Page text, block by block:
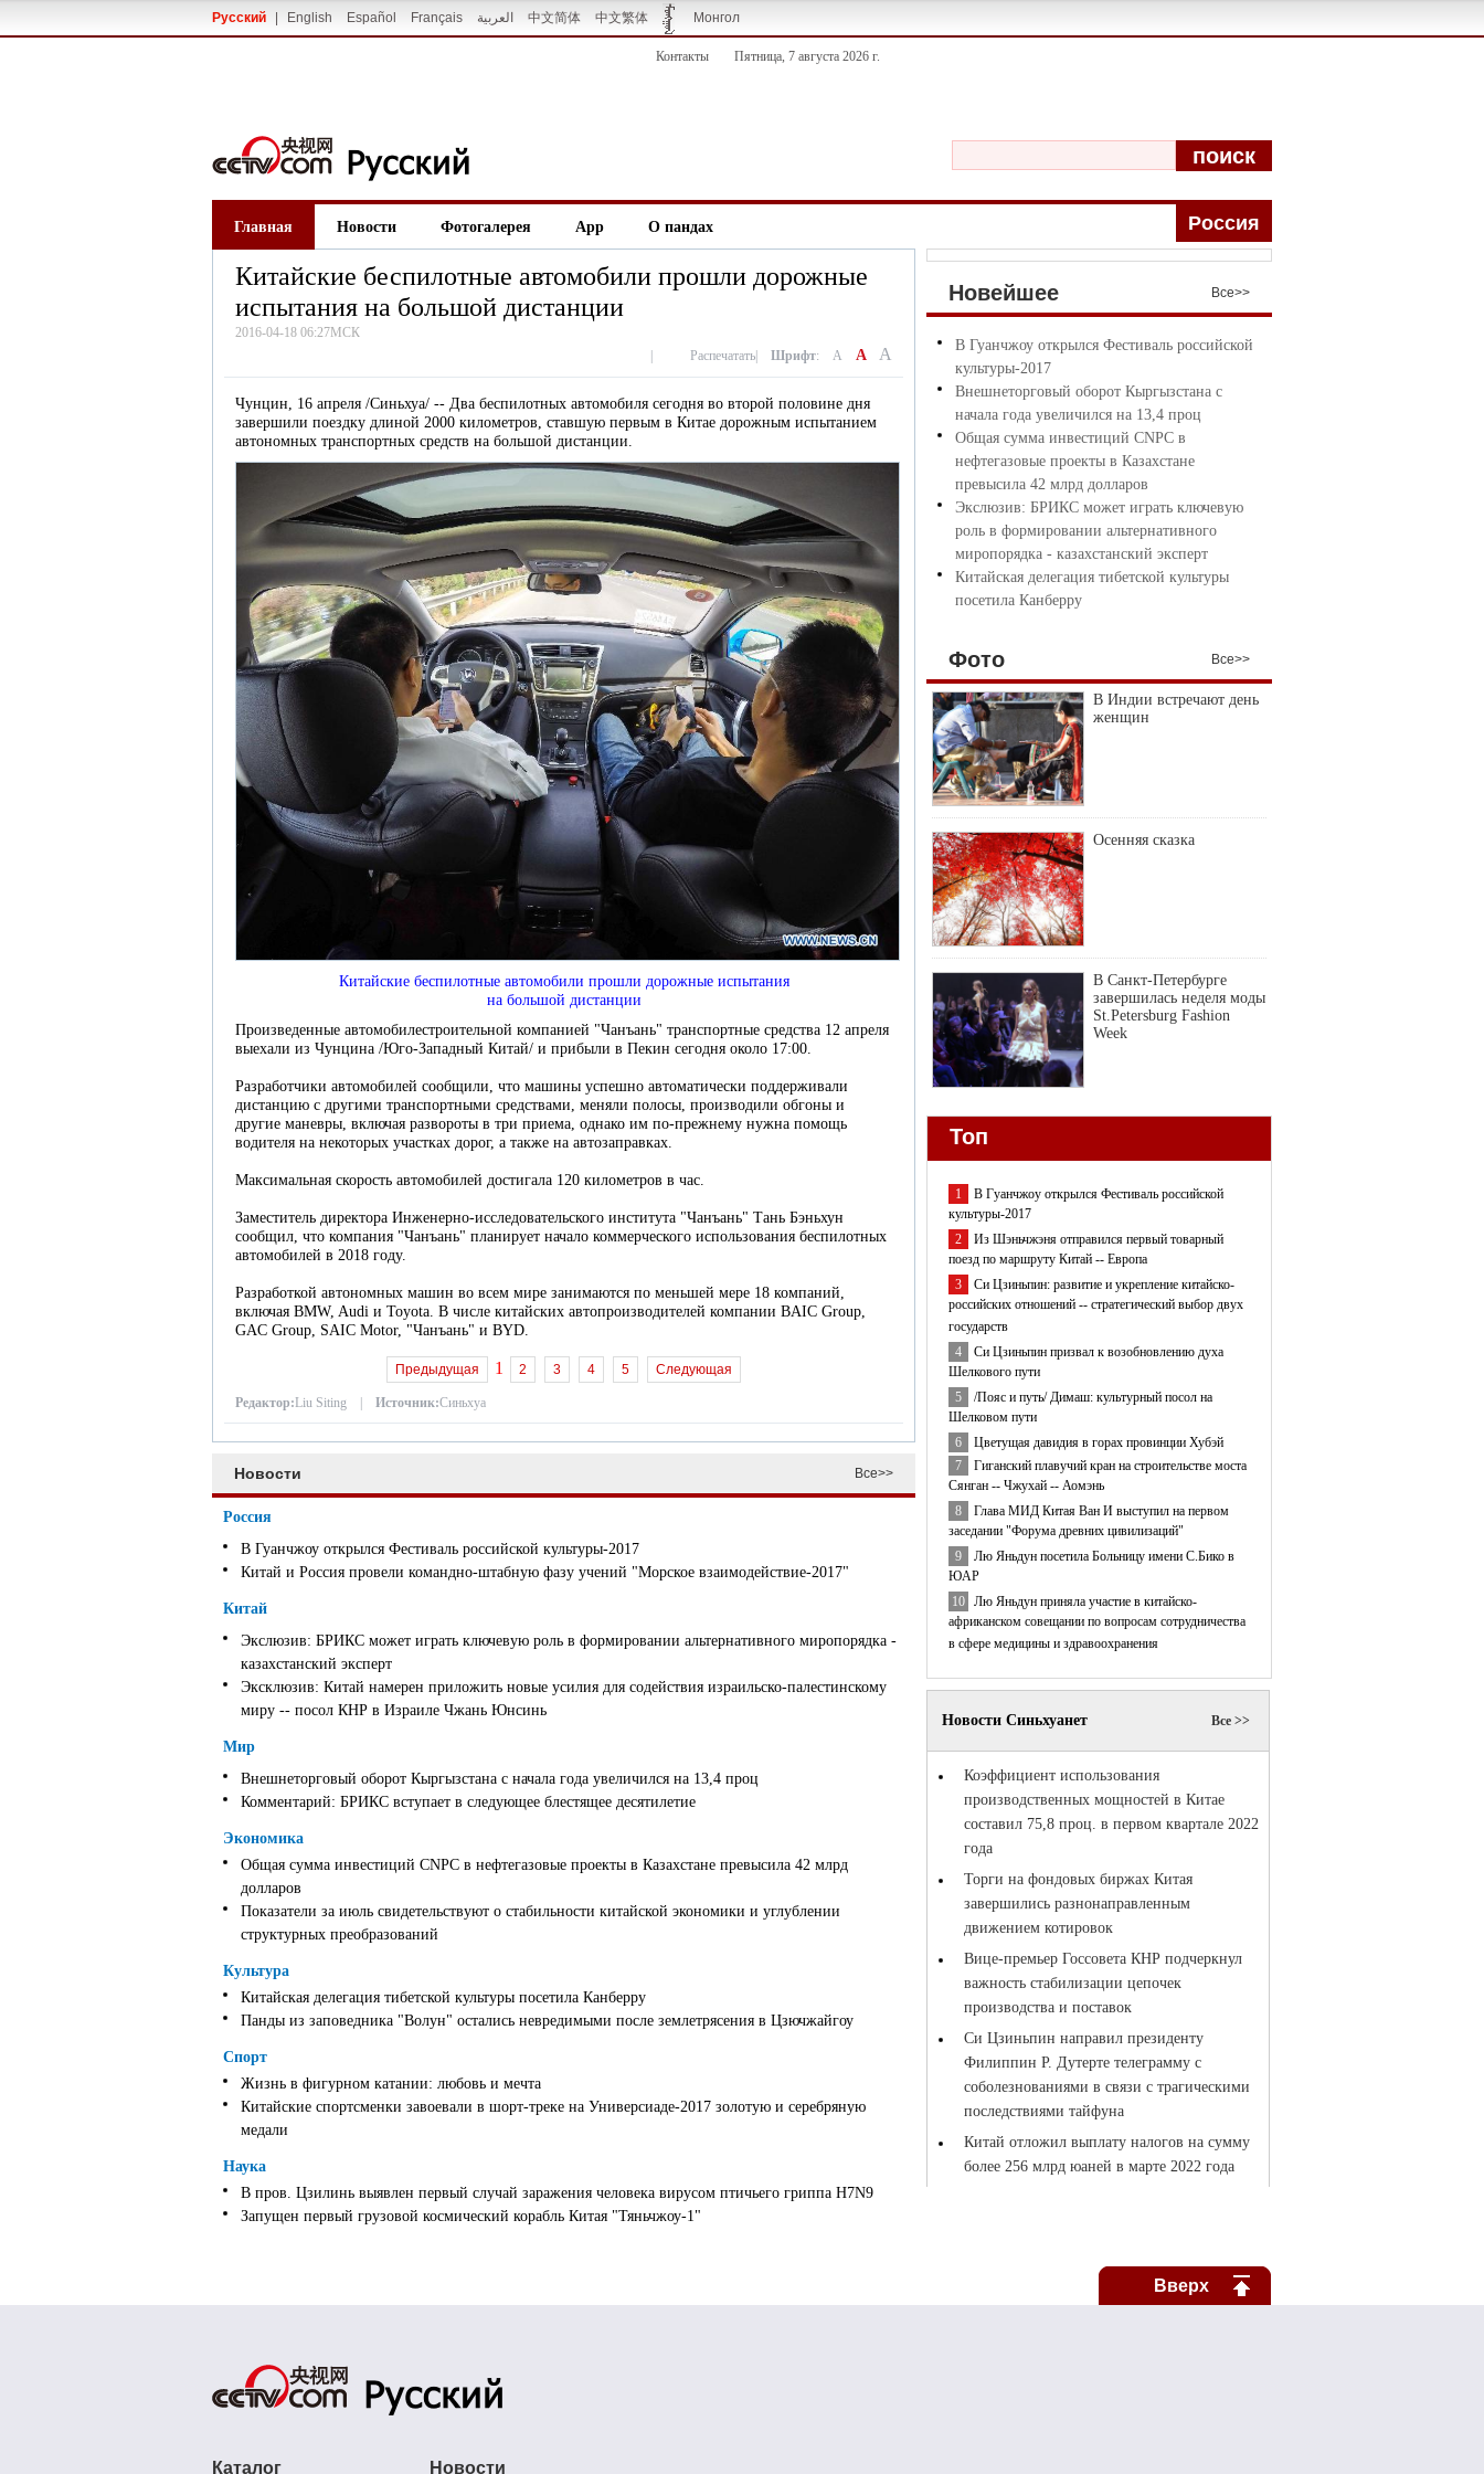
Русский English Español Français العربية 中文简体 中文繁体 Монгол
Контакты Пятница, 7 августа 2026 г.
поиск
Главная Новости Фотогалерея App О пандах Pоccия
Китайские беспилотные автомобили прошли дорожные
испытания на большой дистанции
2016-04-18 06:27МСК
Распечатать Шрифт: A A A
Чунцин, 16 апреля /Синьхуа/ -- Два беспилотных автомобиля сегодня во второй половине дня
завершили поездку длиной 2000 километров, ставшую первым в Китае дорожным испытанием
автономных транспортных средств на большой дистанции.
Китайские беспилотные автомобили прошли дорожные испытания
на большой дистанции
Произведенные автомобилестроительной компанией "Чанъань" транспортные средства 12 апреля
выехали из Чунцина /Юго-Западный Китай/ и прибыли в Пекин сегодня около 17:00.
Разработчики автомобилей сообщили, что машины успешно автоматически поддерживали
дистанцию с другими транспортными средствами, меняли полосы, производили обгоны и
другие маневры, включая развороты в три приема, однако им по-прежнему нужна помощь
водителя на некоторых участках дорог, а также на автозаправках.
Максимальная скорость автомобилей достигала 120 километров в час.
Заместитель директора Инженерно-исследовательского института "Чанъань" Тань Бэньхун
сообщил, что компания "Чанъань" планирует начало коммерческого использования беспилотных
автомобилей в 2018 году.
Разработкой автономных машин во всем мире занимаются по меньшей мере 18 компаний,
включая BMW, Audi и Toyota. В числе китайских автопроизводителей компании BAIC Group,
GAC Group, SAIC Motor, "Чанъань" и BYD.
Предыдущая 1 2 3 4 5 Следующая
Редактор:Liu Siting | Источник:Синьхуа
Новости Все>>
Россия
В Гуанчжоу открылся Фестиваль российской культуры-2017
Китай и Россия провели командно-штабную фазу учений "Морское взаимодействие-2017"
Китай
Экслюзив: БРИКС может играть ключевую роль в формировании альтернативного миропорядка -
казахстанский эксперт
Эксклюзив: Китай намерен приложить новые усилия для содействия израильско-палестинскому
миру -- посол КНР в Израиле Чжань Юнсинь
Мир
Внешнеторговый оборот Кыргызстана с начала года увеличился на 13,4 проц
Комментарий: БРИКС вступает в следующее блестящее десятилетие
Экономика
Общая сумма инвестиций CNPC в нефтегазовые проекты в Казахстане превысила 42 млрд
долларов
Показатели за июль свидетельствуют о стабильности китайской экономики и углублении
структурных преобразований
Культура
Китайская делегация тибетской культуры посетила Канберру
Панды из заповедника "Волун" остались невредимыми после землетрясения в Цзючжайгоу
Спорт
Жизнь в фигурном катании: любовь и мечта
Китайские спортсменки завоевали в шорт-треке на Универсиаде-2017 золотую и серебряную
медали
Наука
В пров. Цзилинь выявлен первый случай заражения человека вирусом птичьего гриппа H7N9
Запущен первый грузовой космический корабль Китая "Тяньчжоу-1"
Новейшее Bce>>
В Гуанчжоу открылся Фестиваль российской
культуры-2017
Внешнеторговый оборот Кыргызстана с
начала года увеличился на 13,4 проц
Общая сумма инвестиций CNPC в
нефтегазовые проекты в Казахстане
превысила 42 млрд долларов
Экслюзив: БРИКС может играть ключевую
роль в формировании альтернативного
миропорядка - казахстанский эксперт
Китайская делегация тибетской культуры
посетила Канберру
Фото Все>>
В Индии встречают день
женщин
Осенняя сказка
В Санкт-Петербурге
завершилась неделя моды
St.Petersburg Fashion
Week
Топ
1 В Гуанчжоу открылся Фестиваль российской
культуры-2017
2 Из Шэньчжэня отправился первый товарный
поезд по маршруту Китай -- Европа
3 Си Цзиньпин: развитие и укрепление китайско-
российских отношений -- стратегический выбор двух
государств
4 Си Цзиньпин призвал к возобновлению духа
Шелкового пути
5 /Пояс и путь/ Димаш: культурный посол на
Шелковом пути
6
Цветущая давидия в горах провинции Хубэй
7
Гиганский плавучий кран на строительстве моста
Сянган -- Чжухай -- Аомэнь
8 Глава МИД Китая Ван И выступил на первом
заседании "Форума древних цивилизаций"
9 Лю Яньдун посетила Больницу имени С.Бико в
ЮАР
10 Лю Яньдун приняла участие в китайско-
африканском совещании по вопросам сотрудничества
в сфере медицины и здравоохранения
Вверх
Каталог Новости